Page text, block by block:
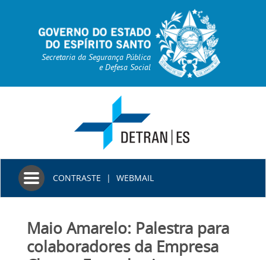
Secretaria da Segurança Pública
e Defesa Social
Toggle
navigation
CONTRASTE | WEBMAIL
Maio Amarelo: Palestra para
colaboradores da Empresa